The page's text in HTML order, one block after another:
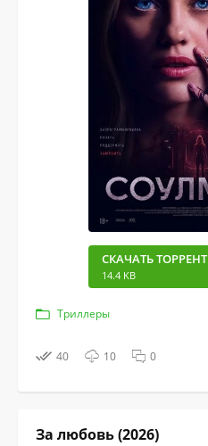
СКАЧАТЬ ТОРРЕНТ
14.4 KB
Триллеры
40 10 0
За любовь (2026)